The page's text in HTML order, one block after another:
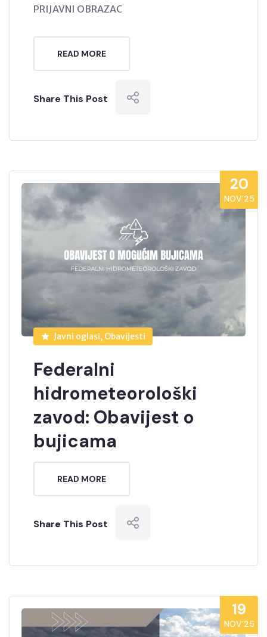
PRIJAVNI OBRAZAC
READ MORE
Share This Post
20
NOV’25
Javni oglasi, Obavijesti
Federalni
hidrometeorološki
zavod: Obavijest o
bujicama
READ MORE
Share This Post
19
NOV’25